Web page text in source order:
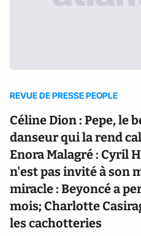
REVUE DE PRESSE PEOPLE
Céline Dion : Pepe, le
danseur qui la rend
Enora Malagré : Cyril
n'est pas invité à son
miracle : Beyoncé a
mois; Charlotte
les cachotteries